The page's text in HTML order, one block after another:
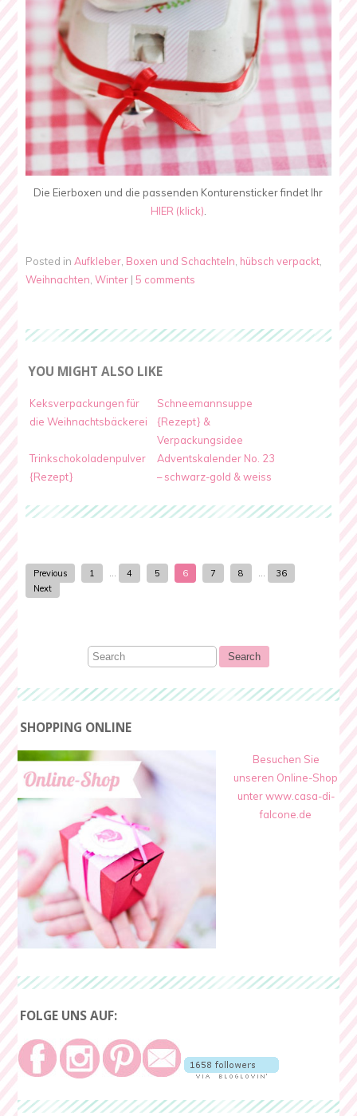
Die Eierboxen und die passenden Konturensticker findet Ihr
HIER (klick).
Posted inAufkleber, Boxen und Schachteln, hübsch verpackt,
Weihnachten,Winter |5 comments
YOU MIGHT ALSO LIKE
Keksverpackungen für
die Weihnachtsbäckerei
Schneemannsuppe
{Rezept} &
Verpackungsidee
Trinkschokoladenpulver
{Rezept}
Adventskalender No. 23
– schwarz-gold & weiss
Previous 1 … 4 5 6 7 8 …
36
Next
SHOPPING ONLINE
Besuchen Sie
unseren Online-Shop
unter www.casa-di-
falcone.de
FOLGE UNS AUF: